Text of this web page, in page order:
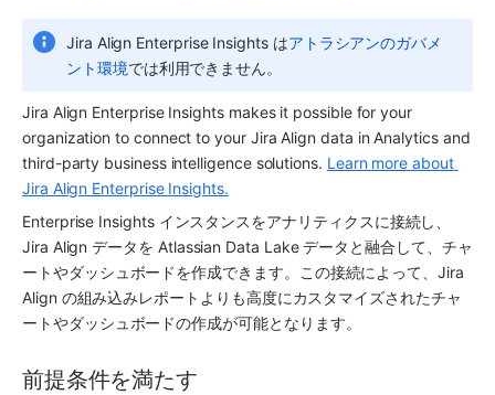
Jira Align Enterprise Insights はアトラシアンのガバメ
ント環境では利用できません。
Jira Align Enterprise Insights makes it possible for your
organization to connect to your Jira Align data in Analytics and
third-party business intelligence solutions. Learn more about
Jira Align Enterprise Insights.
Enterprise Insights インスタンスをアナリティクスに接続し、
Jira Align データを Atlassian Data Lake データと融合して、チャ
ートやダッシュボードを作成できます。この接続によって、Jira
Align の組み込みレポートよりも高度にカスタマイズされたチャ
ートやダッシュボードの作成が可能となります。
前提条件を満たす